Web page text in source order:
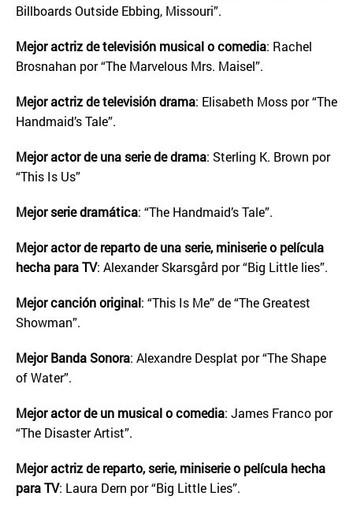
Billboards Outside Ebbing, Missouri”.
Mejor actriz de televisión musical o comedia: Rachel
Brosnahan por “The Marvelous Mrs. Maisel”.
Mejor actriz de televisión drama: Elisabeth Moss por “The
Handmaid’s Tale”.
Mejor actor de una serie de drama: Sterling K. Brown por
“This Is Us”
Mejor serie dramática: “The Handmaid’s Tale”.
Mejor actor de reparto de una serie, miniserie o película
hecha para TV: Alexander Skarsgård por “Big Little lies”.
Mejor canción original: “This Is Me” de “The Greatest
Showman”.
Mejor Banda Sonora: Alexandre Desplat por “The Shape
of Water”.
Mejor actor de un musical o comedia: James Franco por
“The Disaster Artist”.
Mejor actriz de reparto, serie, miniserie o película hecha
para TV: Laura Dern por “Big Little Lies”.